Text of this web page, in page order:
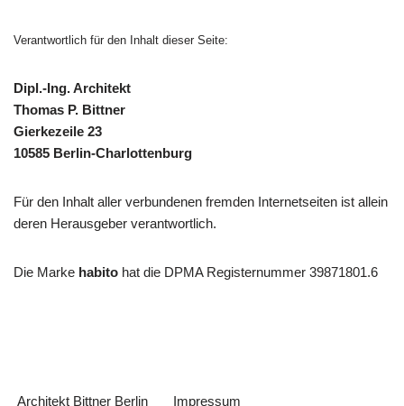
Verantwortlich für den Inhalt dieser Seite:
Dipl.-Ing. Architekt
Thomas P. Bittner
Gierkezeile 23
10585 Berlin-Charlottenburg
Für den Inhalt aller verbundenen fremden Internetseiten ist allein
deren Herausgeber verantwortlich.
Die Marke habito hat die DPMA Registernummer 39871801.6
Architekt Bittner Berlin Impressum